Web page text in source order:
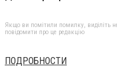
Якщо ви помітили помилку, виділіть
повідомити про це редакцію
ПОДРОБНОСТИ